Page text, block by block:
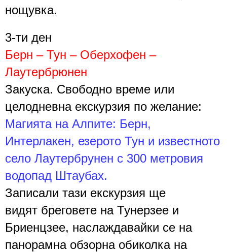
нощувка.
3-ти ден
Берн – Тун – Оберхофен –
Лаутербрюнен
Закуска. Свободно време или
целодневна екскурзия по желание:
Магията на Алпите: Берн,
Интерлакен, езерото Тун и известното
село Лаутербрунен с 300 метровия
водопад Штаубах.
Записали тази екскурзия ще
видят бреговете на Тунерзее и
Бриенцзее, наслаждавайки се на
панорамна обзорна обиколка на